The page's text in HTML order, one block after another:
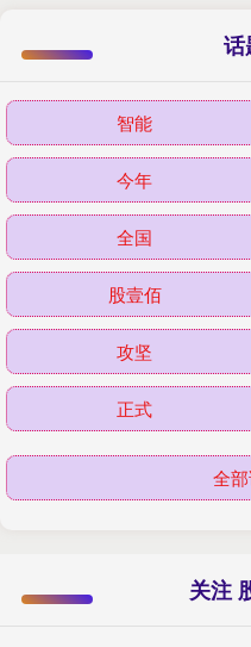
话
智能
今年
全国
股壹佰
攻坚
正式
全
关注